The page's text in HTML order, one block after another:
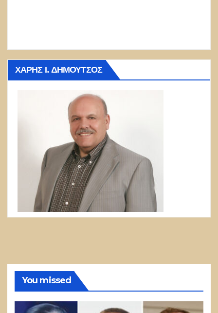
ΧΆΡΗΣ Ι. ΔΗΜΟΎΤΣΟΣ
You missed